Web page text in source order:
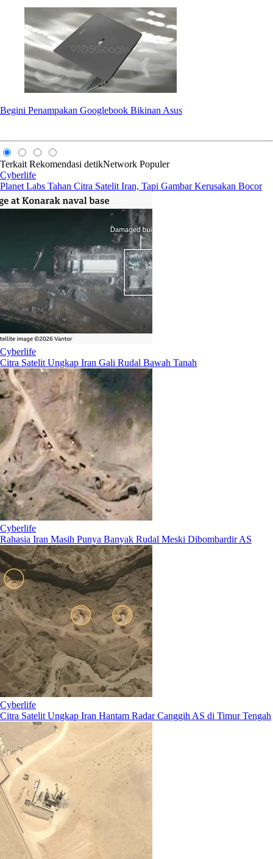
Begini Penampakan Googlebook Bikinan Asus
Terkait Rekomendasi detikNetwork Populer
Cyberlife
Planet Labs Tahan Citra Satelit Iran, Tapi Gambar Kerusakan Bocor
Cyberlife
Citra Satelit Ungkap Iran Gali Rudal Bawah Tanah
Cyberlife
Rahasia Iran Masih Punya Banyak Rudal Meski Dibombardir AS
Cyberlife
Citra Satelit Ungkap Iran Hantam Radar Canggih AS di Timur Tengah